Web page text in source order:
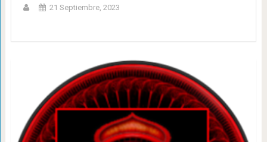
21 Septiembre, 2023